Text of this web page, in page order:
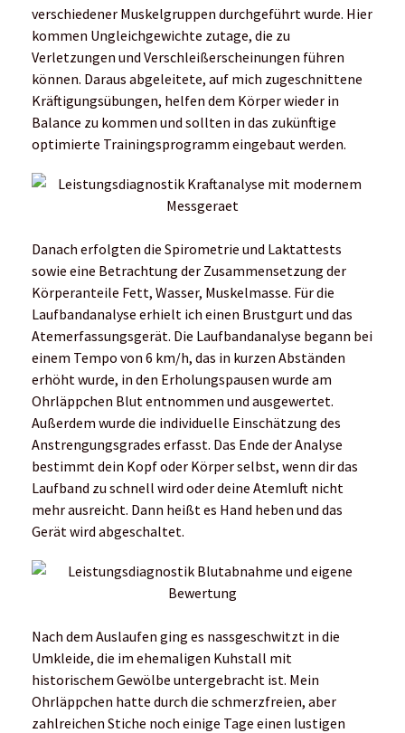
verschiedener Muskelgruppen durchgeführt wurde. Hier
kommen Ungleichgewichte zutage, die zu
Verletzungen und Verschleißerscheinungen führen
können. Daraus abgeleitete, auf mich zugeschnittene
Kräftigungsübungen, helfen dem Körper wieder in
Balance zu kommen und sollten in das zukünftige
optimierte Trainingsprogramm eingebaut werden.
Danach erfolgten die Spirometrie und Laktattests
sowie eine Betrachtung der Zusammensetzung der
Körperanteile Fett, Wasser, Muskelmasse. Für die
Laufbandanalyse erhielt ich einen Brustgurt und das
Atemerfassungsgerät. Die Laufbandanalyse begann bei
einem Tempo von 6 km/h, das in kurzen Abständen
erhöht wurde, in den Erholungspausen wurde am
Ohrläppchen Blut entnommen und ausgewertet.
Außerdem wurde die individuelle Einschätzung des
Anstrengungsgrades erfasst. Das Ende der Analyse
bestimmt dein Kopf oder Körper selbst, wenn dir das
Laufband zu schnell wird oder deine Atemluft nicht
mehr ausreicht. Dann heißt es Hand heben und das
Gerät wird abgeschaltet.
Nach dem Auslaufen ging es nassgeschwitzt in die
Umkleide, die im ehemaligen Kuhstall mit
historischem Gewölbe untergebracht ist. Mein
Ohrläppchen hatte durch die schmerzfreien, aber
zahlreichen Stiche noch einige Tage einen lustigen